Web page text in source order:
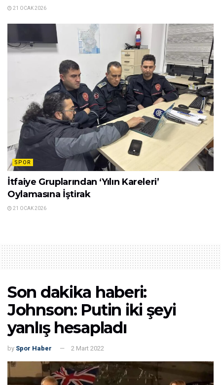
21 OCAK 2026
SPOR
İtfaiye Gruplarından ‘Yılın Kareleri’
Oylamasına İştirak
21 OCAK 2026
Son dakika haberi:
Johnson: Putin iki şeyi
yanlış hesapladı
by Spor Haber 2 Mart 2022